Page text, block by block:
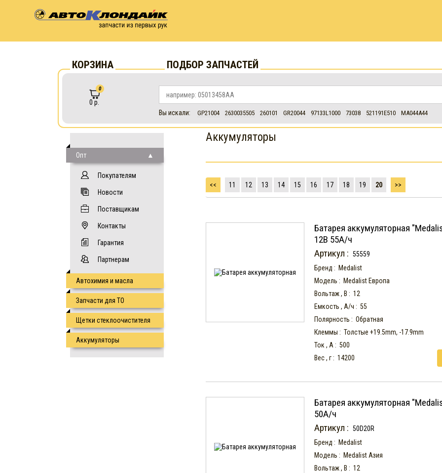
КОРЗИНА ПОДБОР ЗАПЧАСТЕЙ
0
0 р.
Вы искали: GP21004 2630035505 260101 GR20044 97133L1000 73038 521191E510 MA044A44
Опт
Покупателям
Новости
Поставщикам
Контакты
Гарантия
Партнерам
Автохимия и масла
Запчасти для ТО
Щетки стеклоочистителя
Аккумуляторы
Аккумуляторы
<< 11 12 13 14 15 16 17 18 19 20 >>
Батарея аккумуляторная
12В 55А/ч
Артикул : 55559
Бренд : Medalist
Модель : Medalist Европа
Вольтаж , В : 12
Емкость , А/ч : 55
Полярность : Обратная
Клеммы : Толстые +19.5mm, -17.9mm
Ток , А : 500
Вес , г : 14200
Батарея аккумуляторная
50А/ч
Артикул : 50D20R
Бренд : Medalist
Модель : Medalist Азия
Вольтаж , В : 12